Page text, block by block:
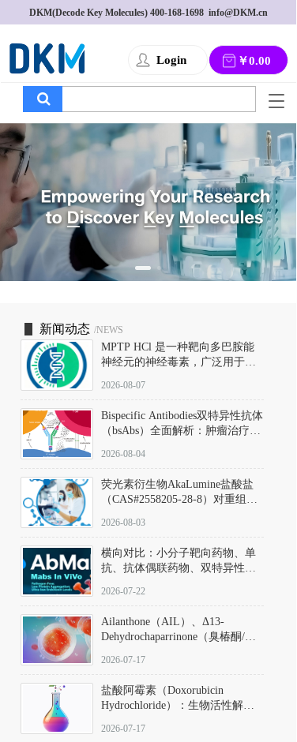
DKM(Decode Key Molecules) 400-168-1698
  info@DKM.cn
Login ￥0.00
T
g
l
e
n
a
v
i
g
a
新闻动态 /NEWS
MPTP HCl 是一种靶向多巴胺能
神经元的神经毒素，广泛用于构
以盐酸盐形式存在，可触发线粒
体介导的神经元凋亡。其经典应
用即为选择性损毁中脑黑质致密
部多巴胺能神经元，从而可靠模
拟帕金森病的核心病理与行为表
2026-08-07
Bispecific Antibodies双特异性抗体
（bsAbs）全面解析：肿瘤治疗的
2026-08-04
荧光素衍生物AkaLumine盐酸盐
（CAS#2558205-28-8）对重组萤
数（Km）为2.06 μM；其近红外
发光特性赋予优异的组织穿透能
力，大幅增强成像信噪比，从而
实现活体动物模型中极低给药剂
量下的高灵敏度、非侵入式生物
2026-08-03
横向对比：小分子靶向药物、单
抗、抗体偶联药物、双特异性抗
及应用瓶颈
2026-07-22
Ailanthone（AIL）、Δ13-
Dehydrochaparrinone（臭椿酮/臭
DKM货号 D806885
2026-07-17
盐酸阿霉素（Doxorubicin
Hydrochloride）：生物活性解
范
2026-07-17